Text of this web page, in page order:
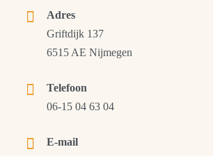
Adres
Griftdijk 137
6515 AE Nijmegen
Telefoon
06-15 04 63 04
E-mail